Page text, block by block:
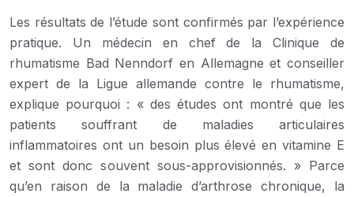
Les résultats de l’étude sont confirmés par l’expérience
pratique. Un médecin en chef de la Clinique de
rhumatisme Bad Nenndorf en Allemagne et conseiller
expert de la Ligue allemande contre le rhumatisme,
explique pourquoi : « des études ont montré que les
patients souffrant de maladies articulaires
inflammatoires ont un besoin plus élevé en vitamine E
et sont donc souvent sous-approvisionnés. » Parce
qu’en raison de la maladie d’arthrose chronique, la